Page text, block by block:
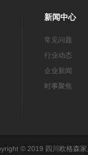
新闻中心
常见问题
行业动态
企业新闻
时事聚焦
© 2019 四川欧格森